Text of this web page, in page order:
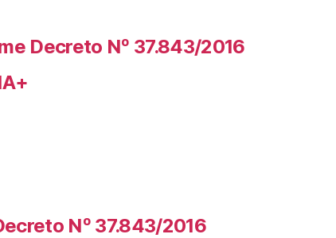
Decreto Nº 37.843/2016
Nº 37.843/2016